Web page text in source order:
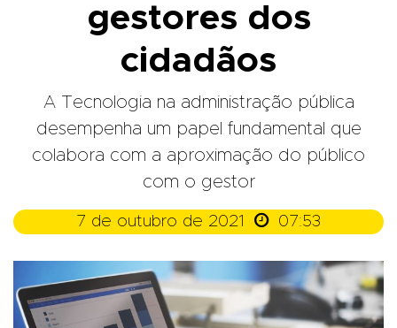
gestores dos
cidadãos
A Tecnologia na administração pública
desempenha um papel fundamental que
colabora com a aproximação do público
com o gestor
7 de outubro de 2021  07:53